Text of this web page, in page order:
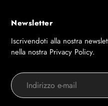
Newsletter
Iscrivendoti alla nostra
nella nostra Privacy Policy.